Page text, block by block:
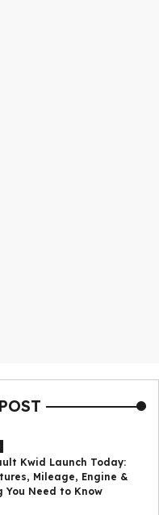
Kwid Launch Today:
Mileage, Engine &
You Need to Know